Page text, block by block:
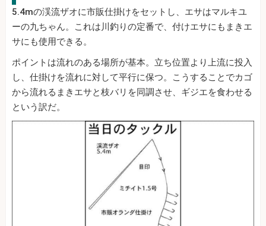
5.4mの渓流ザオに市販仕掛けをセットし、エサはマルキユ
ーの九ちゃん。これは川釣りの定番で、付けエサにもまきエ
サにも使用できる。
ポイントは流れのある場所が基本。立ち位置より上流に投入
し、仕掛けを流れに対して平行に保つ。こうすることでカゴ
から流れるまきエサと枝バリを同調させ、ギジエを食わせる
という訳だ。